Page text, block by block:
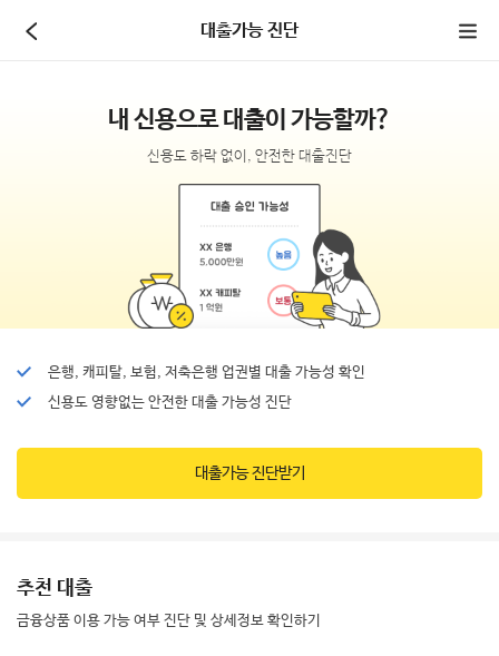
전체메뉴 바로가기
대출가능 진단
내 신용으로 대출이 가능할까?
신용도 하락 없이, 안전한 대출진단
은행, 캐피탈, 보험, 저축은행 업권별 대출 가능성 확인
신용도 영향없는 안전한 대출 가능성 진단
대출가능 진단받기
추천 대출
금융상품 이용 가능 여부 진단 및 상세정보 확인하기